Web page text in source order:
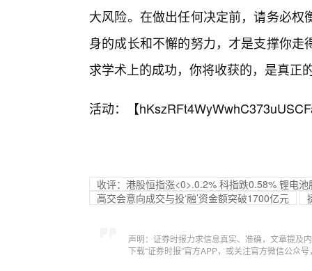
大风险。在做出任何决定前，请务必
身的成长和不懈的努力，才是支撑你
求学术上的成功，你将收获的，是真正
活动：【
收评：港股恒指涨<0>.0.2% 科指跌0.58% 锂电
高交会意向成交与投‘融’资金额突破1700亿元
声明：证券时报力求信息真实、准确，文章提及
下载“证券时报”官方APP，或关注官方微信公众